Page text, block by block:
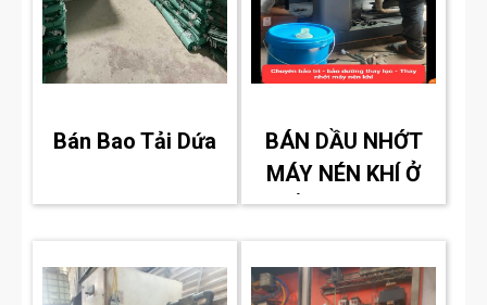
Bán Bao Tải Dứa
BÁN DẦU NHỚT
MÁY NÉN KHÍ Ở
BẾN CÁT BÌNH